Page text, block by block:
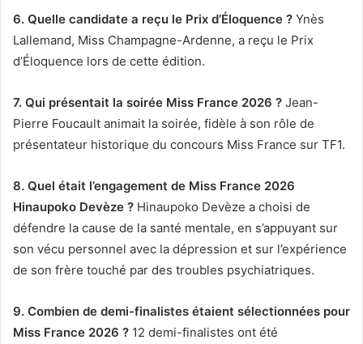
6. Quelle candidate a reçu le Prix d’Éloquence ? Ynès
Lallemand, Miss Champagne-Ardenne, a reçu le Prix
d’Éloquence lors de cette édition.
7. Qui présentait la soirée Miss France 2026 ? Jean-
Pierre Foucault animait la soirée, fidèle à son rôle de
présentateur historique du concours Miss France sur TF1.
8. Quel était l’engagement de Miss France 2026
Hinaupoko Devèze ? Hinaupoko Devèze a choisi de
défendre la cause de la santé mentale, en s’appuyant sur
son vécu personnel avec la dépression et sur l’expérience
de son frère touché par des troubles psychiatriques.
9. Combien de demi-finalistes étaient sélectionnées pour
Miss France 2026 ? 12 demi-finalistes ont été